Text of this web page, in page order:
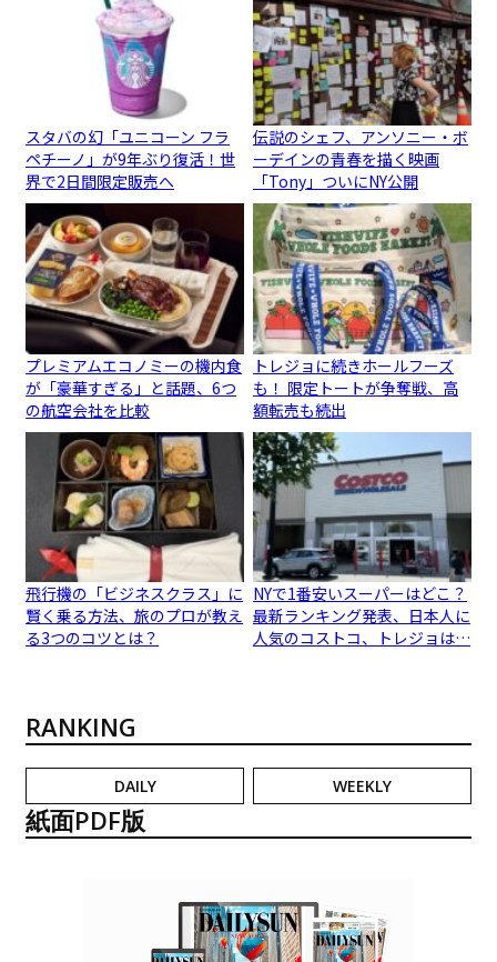
スタバの幻「ユニコーン フラ
ペチーノ」が9年ぶり復活！世
界で2日間限定販売へ
伝説のシェフ、アンソニー・ボ
ーデインの青春を描く映画
「Tony」ついにNY公開
プレミアムエコノミーの機内食
が「豪華すぎる」と話題、6つ
の航空会社を比較
トレジョに続きホールフーズ
も！ 限定トートが争奪戦、高
額転売も続出
飛行機の「ビジネスクラス」に
賢く乗る方法、旅のプロが教え
る3つのコツとは？
NYで1番安いスーパーはどこ？
最新ランキング発表、日本人に
人気のコストコ、トレジョは…
RANKING
DAILY WEEKLY
紙面PDF版